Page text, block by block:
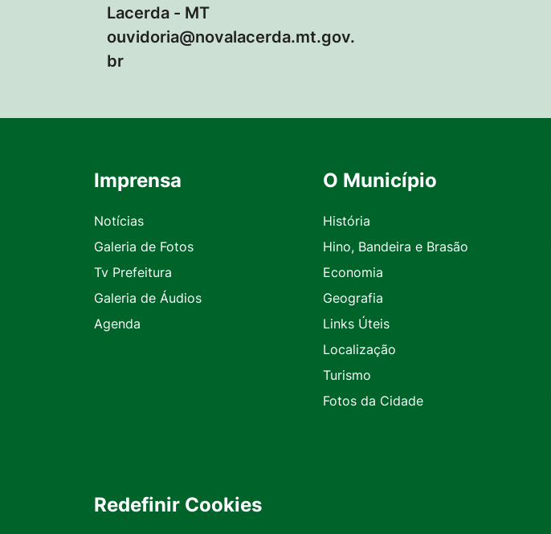
Lacerda - MT
ouvidoria@novalacerda.mt.gov.
br
Seção do Rodapé e Contato
Imprensa
Notícias
Galeria de Fotos
Tv Prefeitura
Galeria de Áudios
Agenda
O Município
História
Hino, Bandeira e Brasão
Economia
Geografia
Links Úteis
Localização
Turismo
Fotos da Cidade
Redefinir Cookies